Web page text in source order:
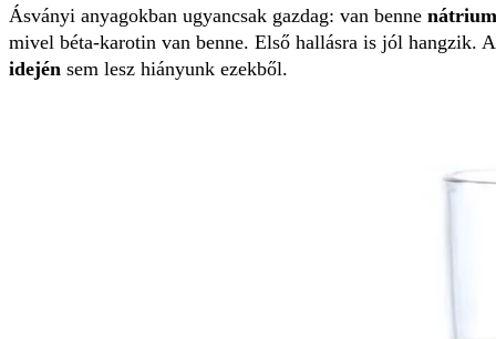
Ásványi anyagokban ugyancsak gazdag: van benne
mivel béta-karotin van benne. Első hallásra is jól hangzik.
idején sem lesz hiányunk ezekből.